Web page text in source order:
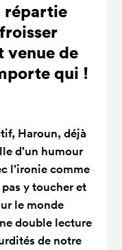
répartie
venue de
qui !
Haroun, déjà
d’un humour
l’ironie comme
y toucher et
le monde
double lecture
de notre